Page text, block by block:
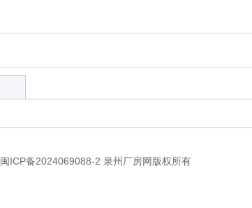
闽ICP备2024069088-2 泉州厂房网版权所有